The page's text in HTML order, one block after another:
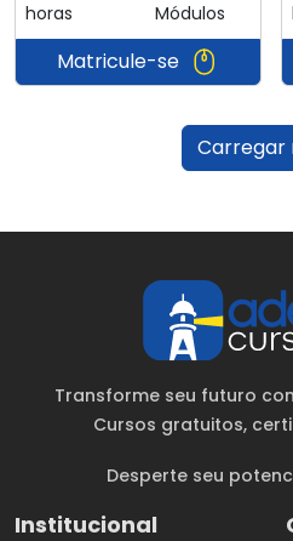
horas
Módulos
Matricule-se
Carregar
Transforme seu futuro
Cursos gratuitos,
Desperte seu
Institucional